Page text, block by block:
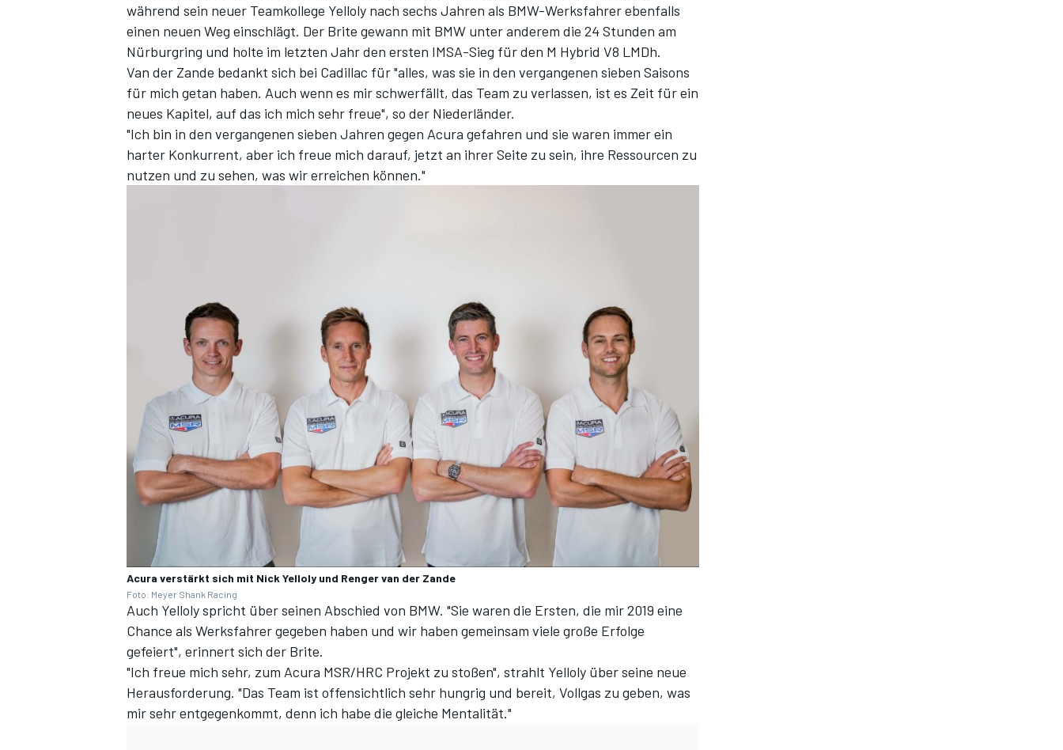
SPORTWAGEN
während sein neuer Teamkollege Yelloly nach sechs Jahren als BMW-Werksfahrer ebenfalls
einen neuen Weg einschlägt. Der Brite gewann mit BMW unter anderem die 24 Stunden am
Nürburgring und holte im letzten Jahr den ersten IMSA-Sieg für den M Hybrid V8 LMDh.
Van der Zande bedankt sich bei Cadillac für "alles, was sie in den vergangenen sieben Saisons
für mich getan haben. Auch wenn es mir schwerfällt, das Team zu verlassen, ist es Zeit für ein
neues Kapitel, auf das ich mich sehr freue", so der Niederländer.
"Ich bin in den vergangenen sieben Jahren gegen Acura gefahren und sie waren immer ein
harter Konkurrent, aber ich freue mich darauf, jetzt an ihrer Seite zu sein, ihre Ressourcen zu
nutzen und zu sehen, was wir erreichen können."
Acura verstärkt sich mit Nick Yelloly und Renger van der Zande
Foto: Meyer Shank Racing
Auch Yelloly spricht über seinen Abschied von BMW. "Sie waren die Ersten, die mir 2019 eine
Chance als Werksfahrer gegeben haben und wir haben gemeinsam viele große Erfolge
gefeiert", erinnert sich der Brite.
"Ich freue mich sehr, zum Acura MSR/HRC Projekt zu stoßen", strahlt Yelloly über seine neue
Herausforderung. "Das Team ist offensichtlich sehr hungrig und bereit, Vollgas zu geben, was
mir sehr entgegenkommt, denn ich habe die gleiche Mentalität."